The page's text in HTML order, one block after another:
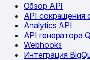
Обзор API
API сокращения
Analytics API
API генератора
Webhooks
Интеграция